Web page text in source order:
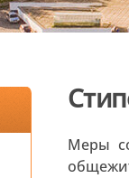
Меры